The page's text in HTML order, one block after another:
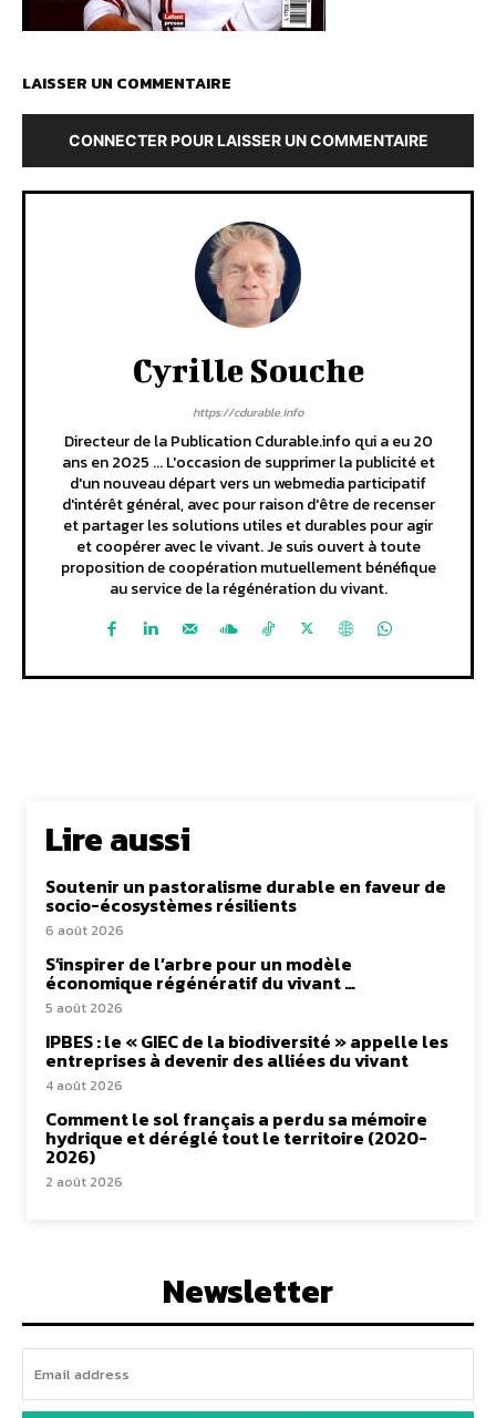
LAISSER UN COMMENTAIRE
CONNECTER POUR LAISSER UN COMMENTAIRE
Cyrille Souche
https://cdurable.info
Directeur de la Publication Cdurable.info qui a eu 20
ans en 2025 ... L'occasion de supprimer la publicité et
d'un nouveau départ vers un webmedia participatif
d'intérêt général, avec pour raison d'être de recenser
et partager les solutions utiles et durables pour agir
et coopérer avec le vivant. Je suis ouvert à toute
proposition de coopération mutuellement bénéfique
au service de la régénération du vivant.
Lire aussi
Soutenir un pastoralisme durable en faveur de
socio-écosystèmes résilients
6 août 2026
S’inspirer de l’arbre pour un modèle
économique régénératif du vivant …
5 août 2026
IPBES : le « GIEC de la biodiversité » appelle les
entreprises à devenir des alliées du vivant
4 août 2026
Comment le sol français a perdu sa mémoire
hydrique et déréglé tout le territoire (2020-
2026)
2 août 2026
Newsletter